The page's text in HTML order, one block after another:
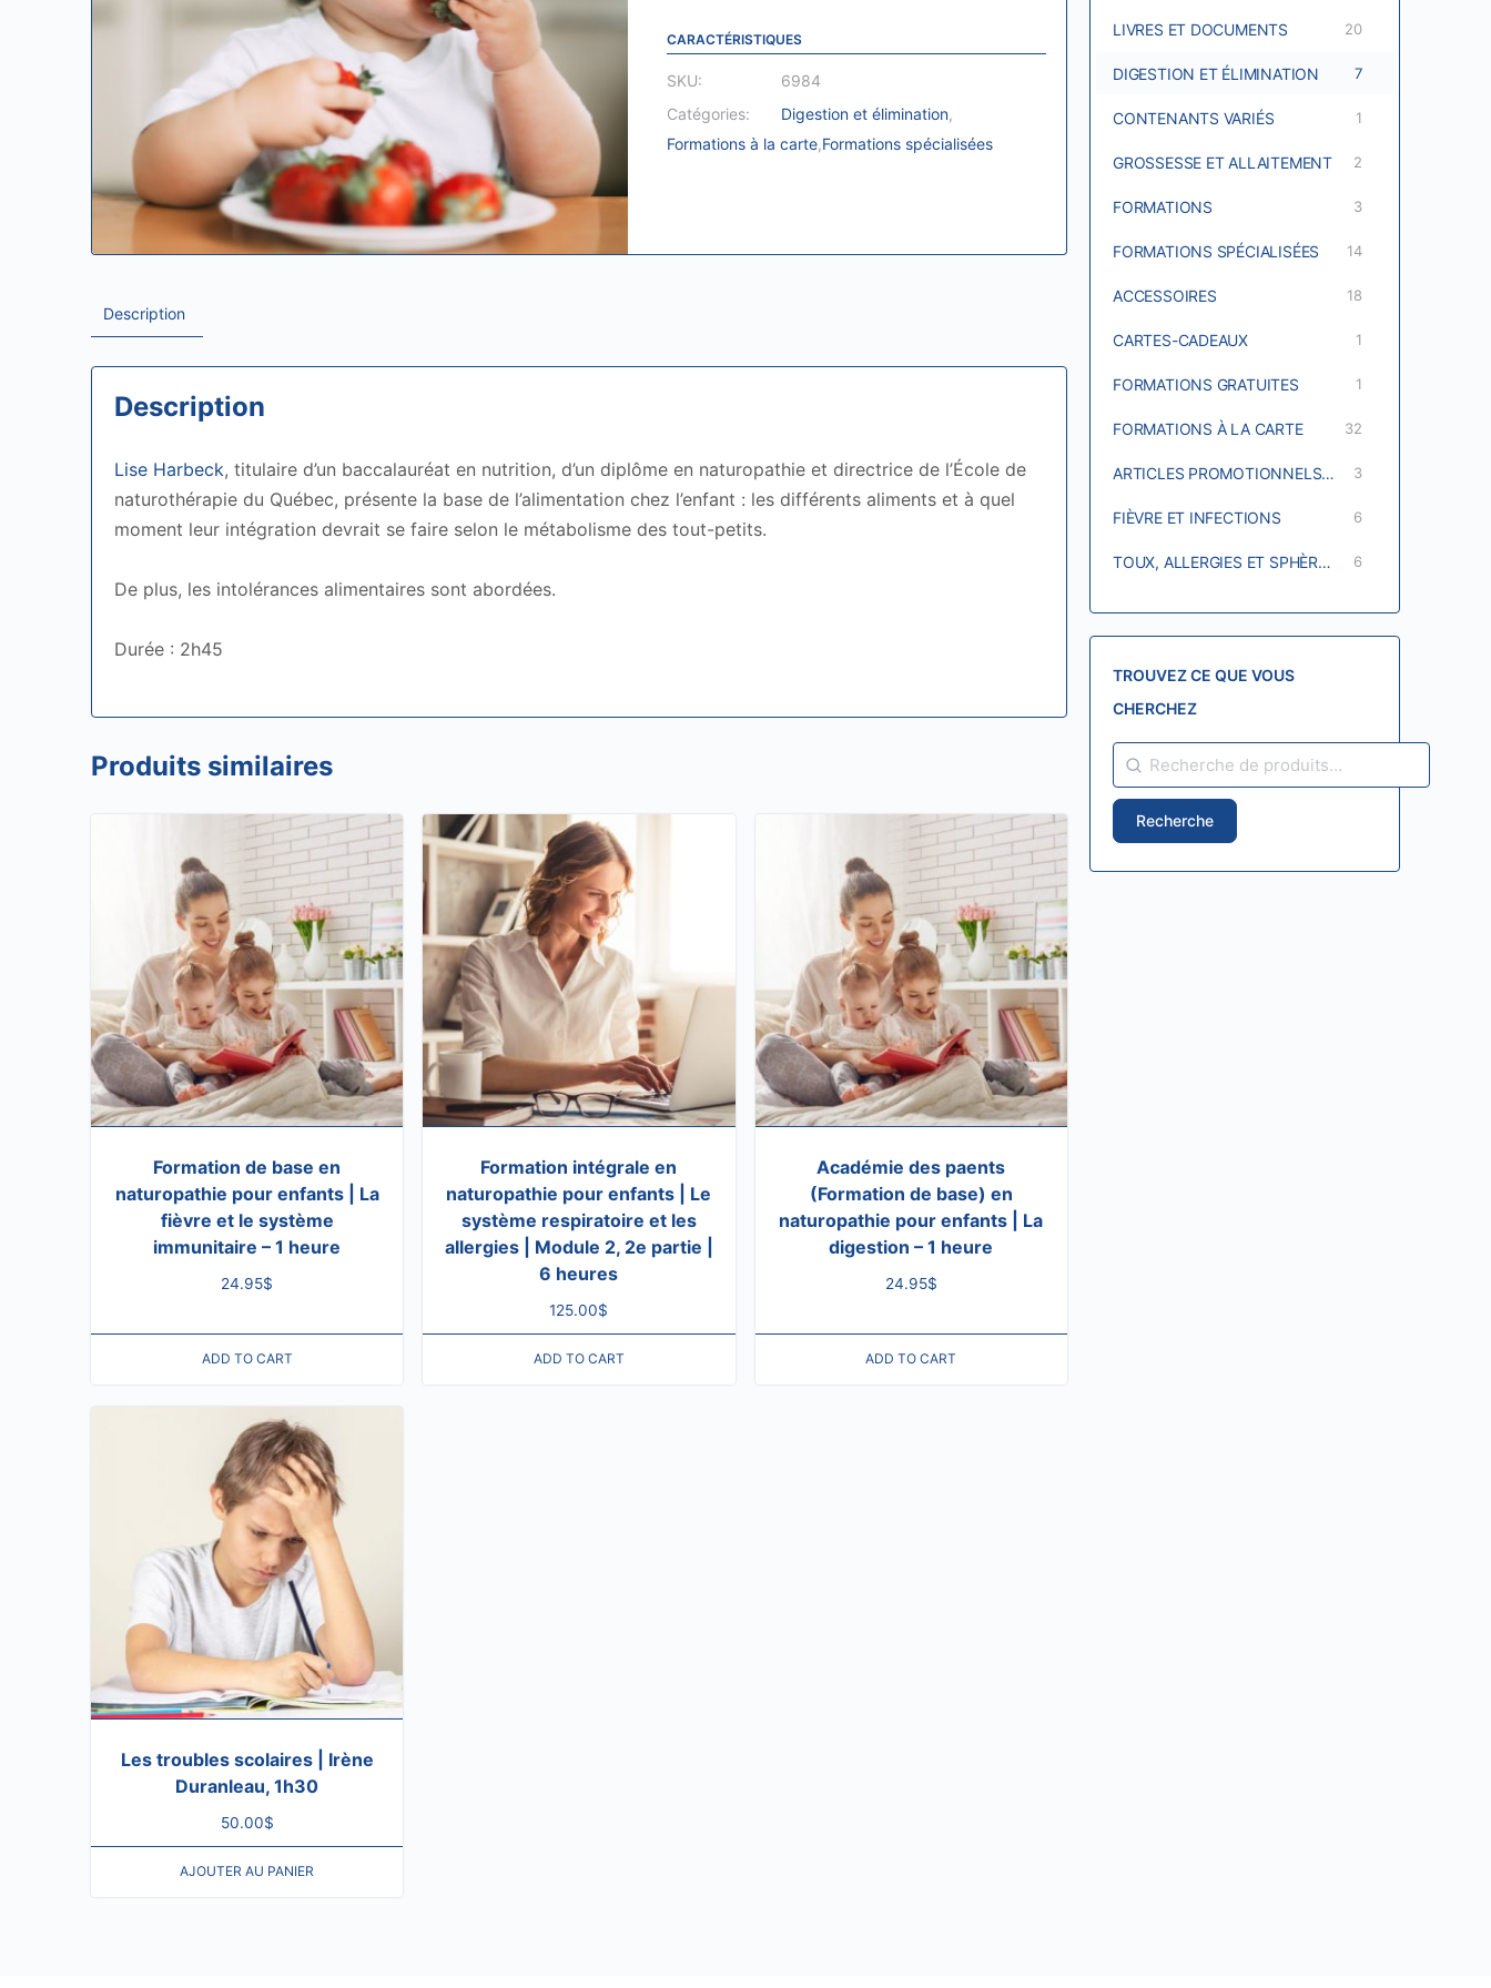
tout-
Lise
Harbeck
CARACTÉRISTIQUES
SKU:
6984
Catégories:
Digestion et élimination,
Formations à la carte,Formations spécialisées
Description
Description
Lise Harbeck, titulaire d’un baccalauréat en nutrition, d’un diplôme en naturopathie et directrice de l’École de
naturothérapie du Québec, présente la base de l’alimentation chez l’enfant : les différents aliments et à quel
moment leur intégration devrait se faire selon le métabolisme des tout-petits.
De plus, les intolérances alimentaires sont abordées.
Durée : 2h45
Produits similaires
Formation de base en
naturopathie pour enfants | La
fièvre et le système
immunitaire – 1 heure
24.95$
ADD TO CART
Formation intégrale en
naturopathie pour enfants | Le
système respiratoire et les
allergies | Module 2, 2e partie |
6 heures
125.00$
ADD TO CART
Académie des paents
(Formation de base) en
naturopathie pour enfants | La
digestion – 1 heure
24.95$
ADD TO CART
Les troubles scolaires | Irène
Duranleau, 1h30
50.00$
AJOUTER AU PANIER
LIVRES ET DOCUMENTS 20
DIGESTION ET ÉLIMINATION 7
CONTENANTS VARIÉS 1
GROSSESSE ET ALLAITEMENT 2
FORMATIONS 3
FORMATIONS SPÉCIALISÉES 14
ACCESSOIRES 18
CARTES-CADEAUX 1
FORMATIONS GRATUITES 1
FORMATIONS À LA CARTE 32
ARTICLES PROMOTIONNELS DU CAPUCIN 3
FIÈVRE ET INFECTIONS 6
TOUX, ALLERGIES ET SPHÈRES ORL 6
TROUVEZ CE QUE VOUS
CHERCHEZ
RECHERCHE
POUR :
Recherche